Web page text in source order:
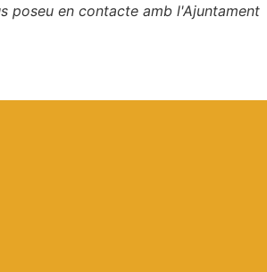
poseu en contacte amb l'Ajuntament